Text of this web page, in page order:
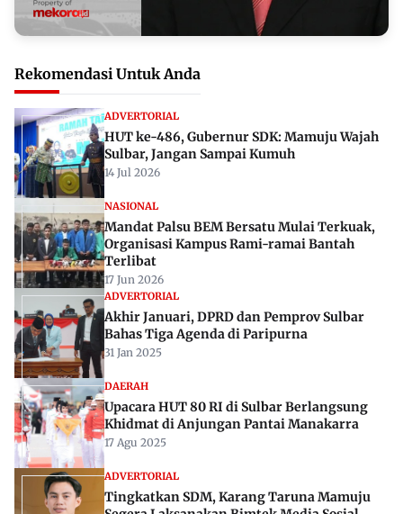
Rekomendasi Untuk Anda
ADVERTORIAL
HUT ke-486, Gubernur SDK: Mamuju Wajah
Sulbar, Jangan Sampai Kumuh
14 Jul 2026
NASIONAL
Mandat Palsu BEM Bersatu Mulai Terkuak,
Organisasi Kampus Rami-ramai Bantah
Terlibat
17 Jun 2026
ADVERTORIAL
Akhir Januari, DPRD dan Pemprov Sulbar
Bahas Tiga Agenda di Paripurna
31 Jan 2025
DAERAH
Upacara HUT 80 RI di Sulbar Berlangsung
Khidmat di Anjungan Pantai Manakarra
17 Agu 2025
ADVERTORIAL
Tingkatkan SDM, Karang Taruna Mamuju